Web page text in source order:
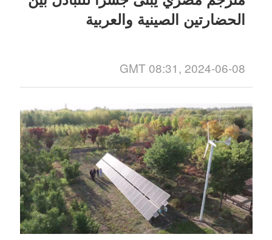
الحضارتين الصينية والعربية
GMT 08:31, 2024-06-08